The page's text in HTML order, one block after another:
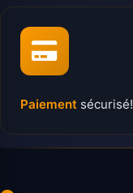
Paiement sécurisé!